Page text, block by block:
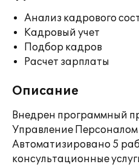
Анализ кадрового
Кадровый учет
Подбор кадров
Расчет зарплаты
Описание
Внедрен программный
Управление
Автоматизировано 5
консультационные